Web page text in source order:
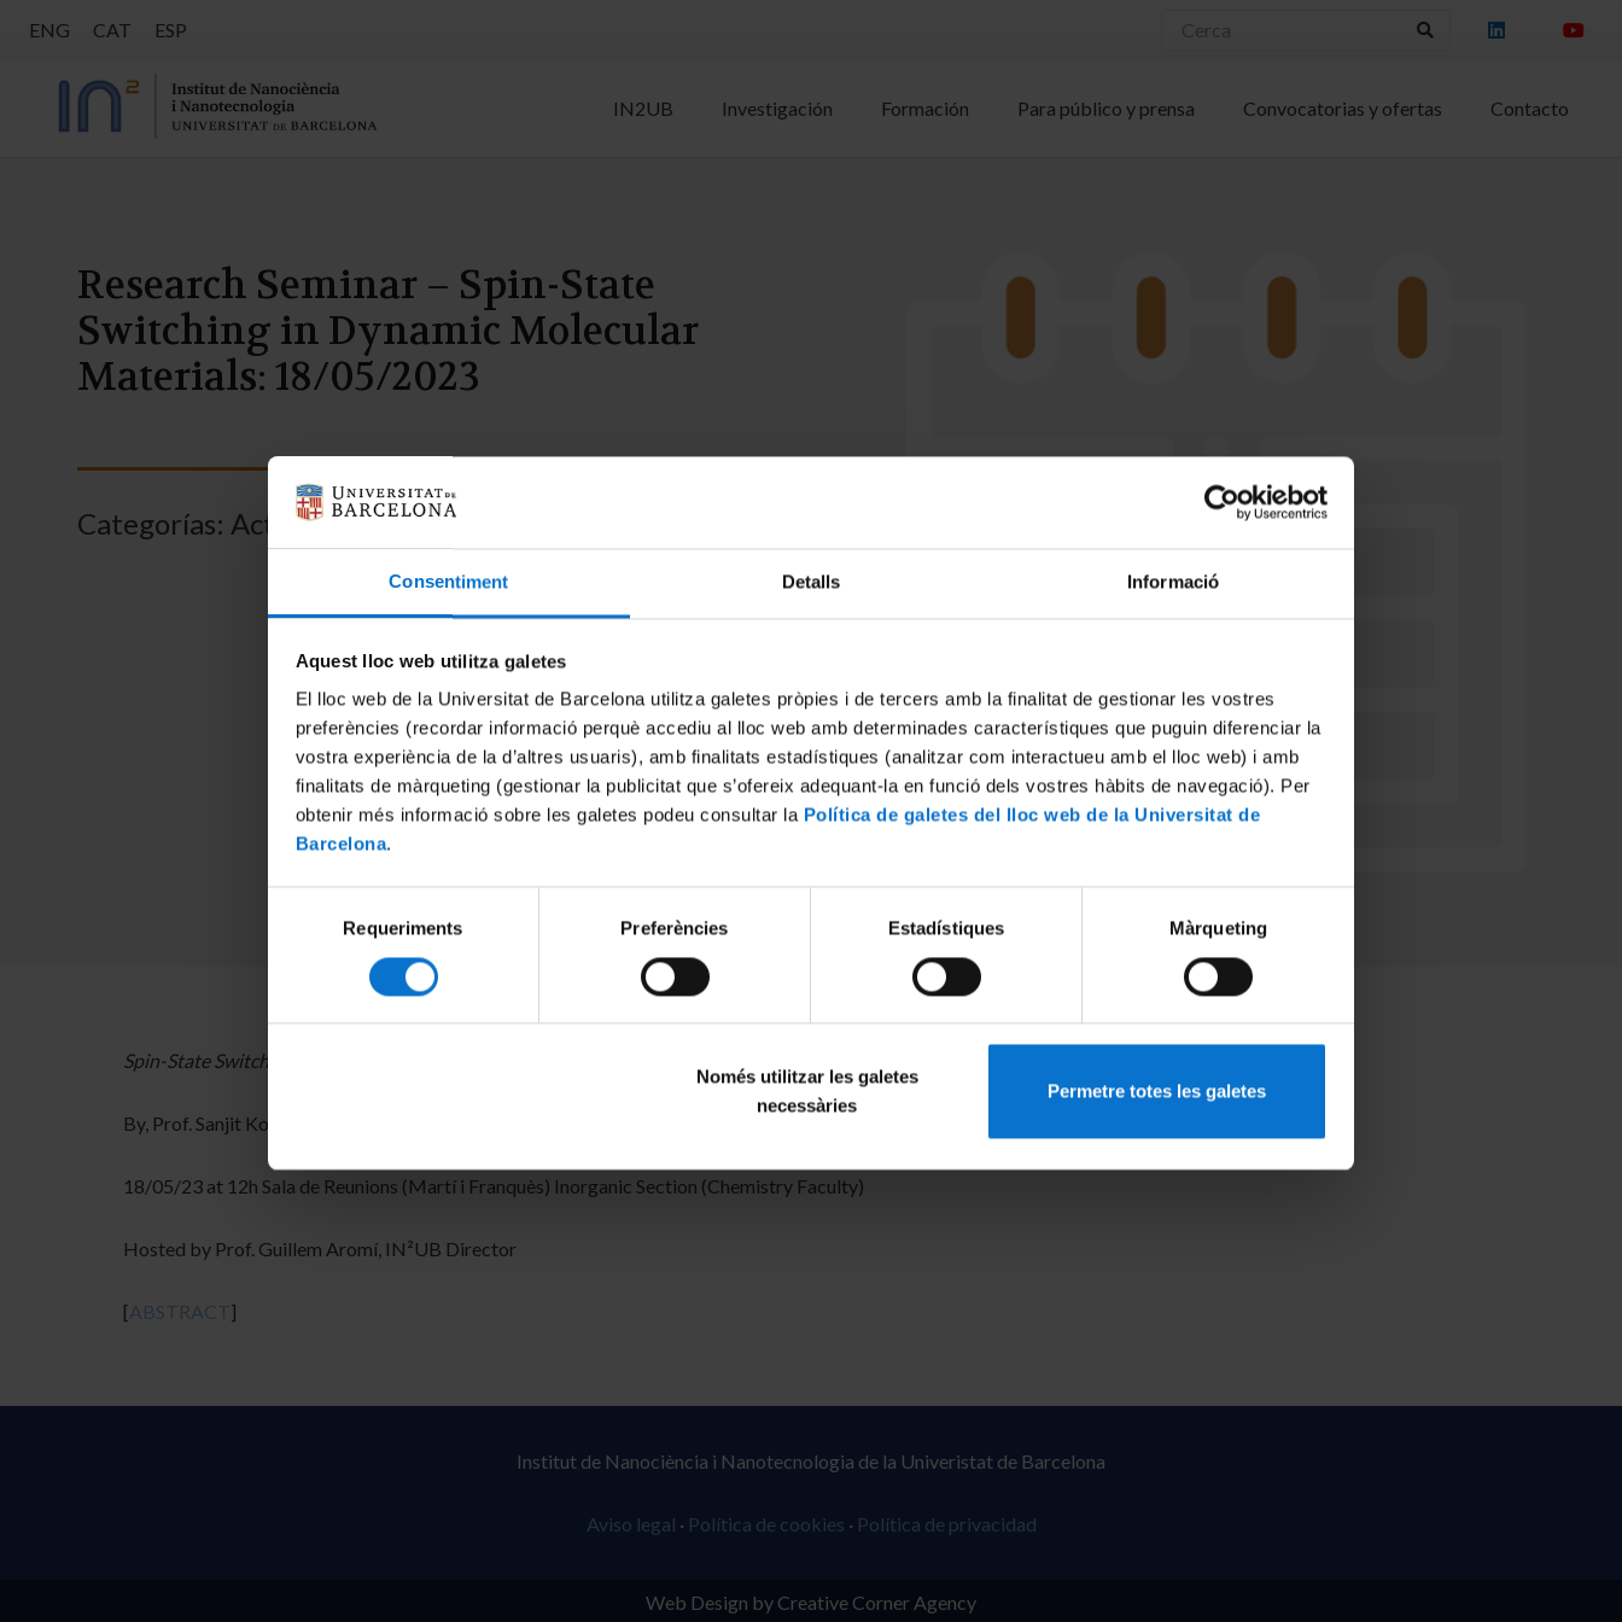
Consentiment Detalls Informació
Aquest lloc web utilitza galetes
El lloc web de la Universitat de Barcelona utilitza galetes pròpies i de tercers amb la finalitat de gestionar les vostres
preferències (recordar informació perquè accediu al lloc web amb determinades característiques que puguin diferenciar la
vostra experiència de la d’altres usuaris), amb finalitats estadístiques (analitzar com interactueu amb el lloc web) i amb
finalitats de màrqueting (gestionar la publicitat que s’ofereix adequant-la en funció dels vostres hàbits de navegació). Per
obtenir més informació sobre les galetes podeu consultar la Política de galetes del lloc web de la Universitat de
Barcelona.
Requeriments Preferències Estadístiques Màrqueting
Només utilitzar les galetes
necessàries
Permetre totes les galetes
ENG CAT ESP
IN2UB Investigación Formación Para público y prensa Convocatorias y ofertas Contacto
Research Seminar – Spin-State
Switching in Dynamic Molecular
Materials: 18/05/2023
Categorías: Actividades,IN2UB
Spin-State Switching in Dynamic Molecular Materials
By, Prof. Sanjit Konar, Indian Institute of Scientific Engineering and Research de Bhopal (IISER Bhopal).
18/05/23 at 12h Sala de Reunions (Martí i Franquès) Inorganic Section (Chemistry Faculty)
Hosted by Prof. Guillem Aromí, IN²UB Director
[ABSTRACT]
Institut de Nanociència i Nanotecnologia de la Univeristat de Barcelona
Aviso legal · Política de cookies · Política de privacidad
Web Design by Creative Corner Agency